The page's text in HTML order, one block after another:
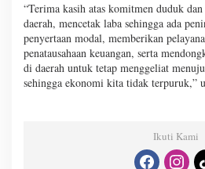
“Terima kasih atas komitmen duduk
daerah, mencetak laba sehingga ada
penyertaan modal, memberikan
penatausahaan keuangan, serta
di daerah untuk tetap menggeliat
sehingga ekonomi kita tidak terpuruk,”
Ikuti Kami